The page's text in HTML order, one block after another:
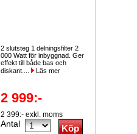
2 slutsteg 1 delningsfilter 2
000 Watt för inbyggnad. Ger
effekt till både bas och
diskant....
Läs mer
2 999:-
2 399:- exkl. moms
Antal